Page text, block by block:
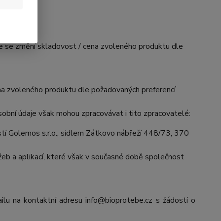
se změní skladovost / cena zvoleného produktu dle
zvoleného produktu dle požadovaných preferencí
údaje však mohou zpracovávat i tito zpracovatelé:
Golemos s.r.o., sídlem Zátkovo nábřeží 448/73, 370
a aplikací, které však v současné době společnost
na kontaktní adresu info@bioprotebe.cz s žádostí o